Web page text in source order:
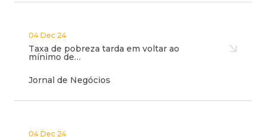
04 Dec 24
Taxa de pobreza tarda em voltar ao
mínimo de…
Jornal de Negócios
04 Dec 24